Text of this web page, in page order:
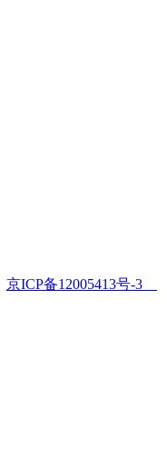
京ICP备12005413号-3